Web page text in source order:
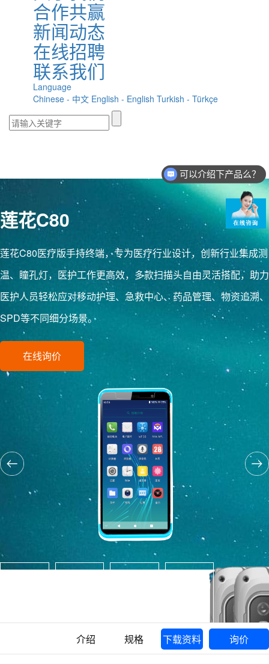
合作共赢
新闻动态
在线招聘
联系我们
Language
Chinese - 中文 English - English Turkish - Türkçe
莲花C80
莲花C80医疗版手持终端，专为医疗行业设计，创新行业集成测
温、瞳孔灯，医护工作更高效，多款扫描头自由灵活搭配，助力
医护人员轻松应对移动护理、急救中心、药品管理、物资追溯、
SPD等不同细分场景。
在线询价
介绍 规格 下载资料 询价
你们的PDA多少钱？